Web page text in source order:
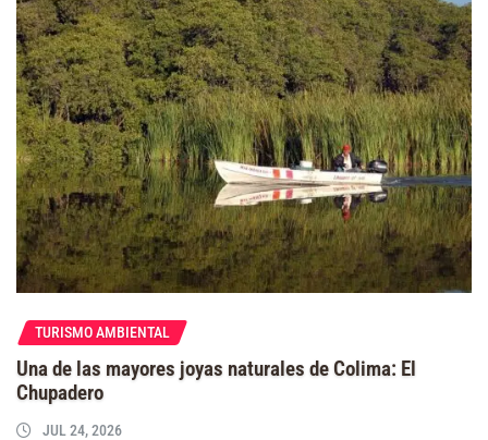
TURISMO AMBIENTAL
Una de las mayores joyas naturales de Colima: El
Chupadero
JUL 24, 2026